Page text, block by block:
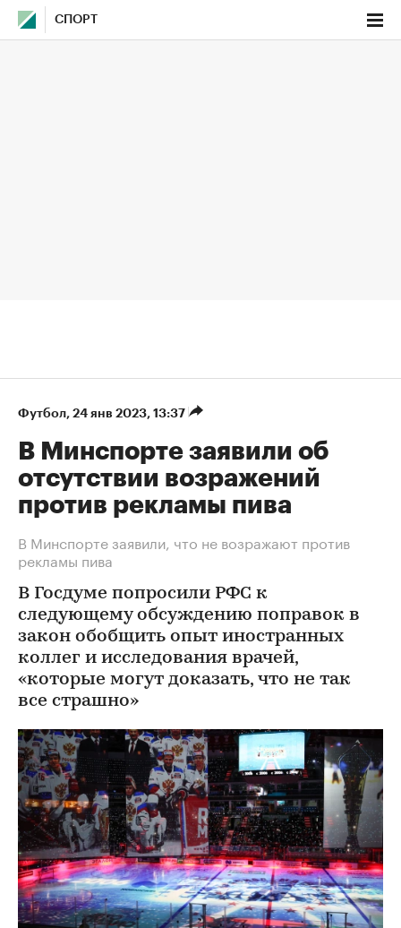
СПОРТ
Футбол⁠, 24 янв 2023, 13:37
В Минспорте заявили об
отсутствии возражений
против рекламы пива
В Минспорте заявили, что не возражают против
рекламы пива
В Госдуме попросили РФС к
следующему обсуждению поправок в
закон обобщить опыт иностранных
коллег и исследования врачей,
«которые могут доказать, что не так
все страшно»